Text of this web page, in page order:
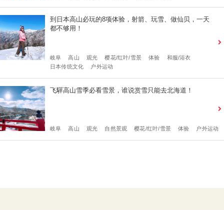
到日本高山必玩的8项体验，射箭、玩雪、做仙贝，一天
都不够用！
岐阜 高山 观光 樱花/红叶/雪景 体验
和服/浴衣
日本传统文化
户外运动
飞驒高山雪季必看雪景，谁说赏雪只能去北海道！
岐阜 高山 观光 自然景观 樱花/红叶/雪景 体验 户外运动